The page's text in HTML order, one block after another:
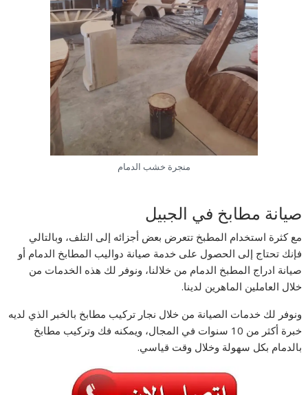
منجرة خشب الدمام
صيانة مطابخ في الجبيل
مع كثرة استخدام المطبخ تتعرض بعض أجزائه إلى التلف، وبالتالي
فإنك تحتاج إلى الحصول على خدمة صيانة دواليب المطابخ الدمام أو
صيانة ادراج المطبخ الدمام من خلالنا، ونوفر لك هذه الخدمات من
خلال العاملين الماهرين لدينا.
ونوفر لك خدمات الصيانة من خلال نجار تركيب مطابخ بالخبر الذي لديه
خبرة أكثر من 10 سنوات في المجال، ويمكنه فك وتركيب مطابخ
بالدمام بكل سهولة وخلال وقت قياسي.